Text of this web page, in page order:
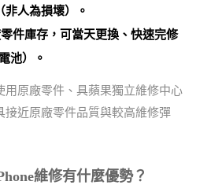
非人為損壞）。
件庫存，可當天更換、快速完修
池）。
用原廠零件、具蘋果獨立維修中心
接近原廠零件品質與較高維修彈
維修有什麼優勢？